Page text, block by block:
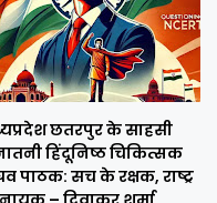
छतरपुर के साहसी
हिंदूनिष्ठ चिकित्सक
पाठक: सच के रक्षक, राष्ट्र